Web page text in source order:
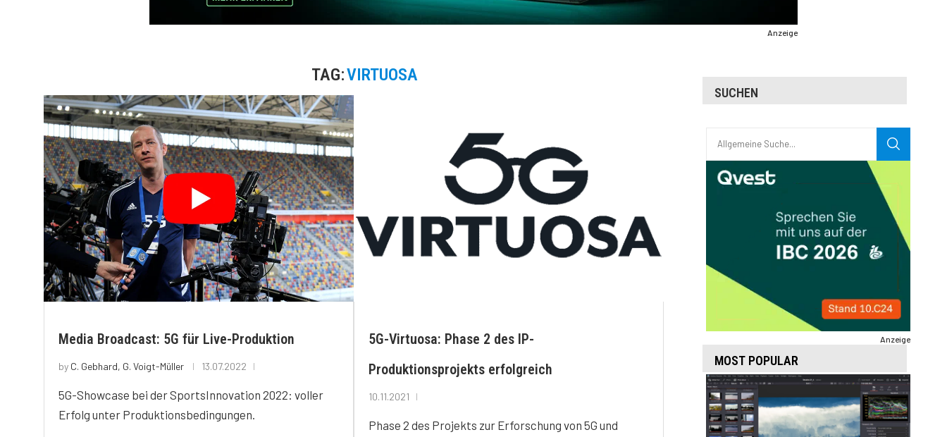
Anzeige
TAG:VIRTUOSA
Media Broadcast: 5G für Live-Produktion
by C. Gebhard, G. Voigt-Müller 13.07.2022
5G-Showcase bei der SportsInnovation 2022: voller
Erfolg unter Produktionsbedingungen.
5G-Virtuosa: Phase 2 des IP-
Produktionsprojekts erfolgreich
10.11.2021
Phase 2 des Projekts zur Erforschung von 5G und
SUCHEN
Anzeige
MOST POPULAR